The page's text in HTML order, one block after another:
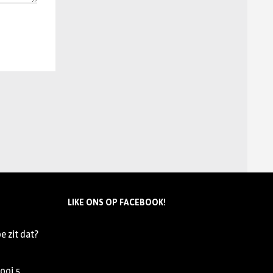
zit dat?
LIKE ONS OP FACEBOOK!